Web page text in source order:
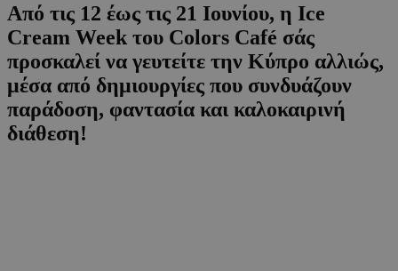
Από τις 12 έως τις 21 Ιουνίου, η Ice
Cream Week του Colors Café σάς
προσκαλεί να γευτείτε την Κύπρο αλλιώς,
μέσα από δημιουργίες που συνδυάζουν
παράδοση, φαντασία και καλοκαιρινή
διάθεση!